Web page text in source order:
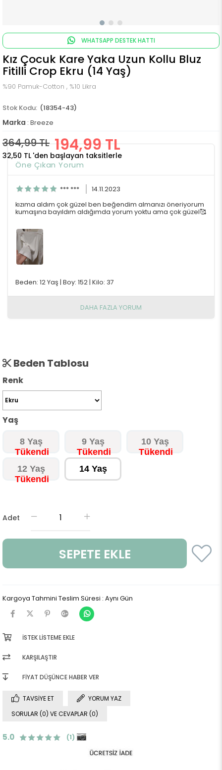
WHATSAPP DESTEK HATTI
Kız Çocuk Kare Yaka Uzun Kollu Bluz
Fitilli Crop Ekru (14 Yaş)
%90 Pamuk-Cotton , %10 Likra
(18354-43)
Marka : Breeze
364,99 TL 194,99 TL
32,50 TL 'den başlayan taksitlerle
Öne Çıkan Yorum
*** ***
14.11.2023
kızıma aldım çok güzel ben beğendim almanızı öneriyorum
kumaşına bayıldım aldığımda yorum yoktu ama çok güzel🥰
Beden: 12 Yaş | Boy: 152 | Kilo: 37
DAHA FAZLA YORUM
Beden Tablosu
Renk
Yaş
8 Yaş 9 Yaş 10 Yaş
12 Yaş 14 Yaş
Adet
Kargoya Tahmini Teslim Süresi : Aynı Gün
İSTEK LISTEME EKLE
KARŞILAŞTIR
FIYAT DÜŞÜNCE HABER VER
TAVSIYE ET
YORUM YAZ
SORULAR (0) VE CEVAPLAR (0)
5.0 (1)